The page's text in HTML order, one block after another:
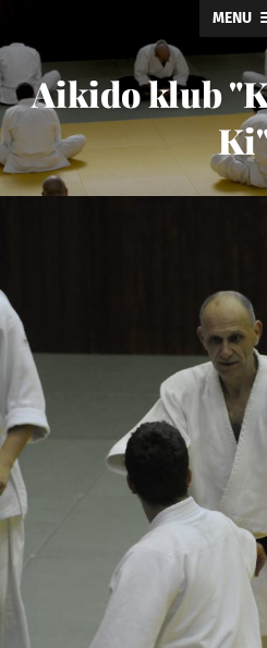
MENU
Aikido klub